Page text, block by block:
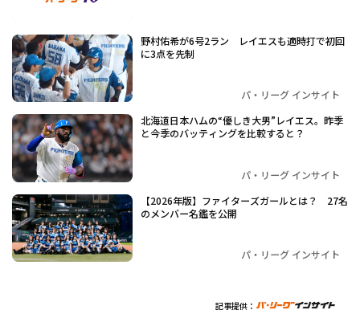
野村佑希が6号2ラン レイエスも適時打で初回
に3点を先制
パ・リーグ インサイト
北海道日本ハムの“優しき大男”レイエス。昨季
と今季のバッティングを比較すると？
パ・リーグ インサイト
【2026年版】ファイターズガールとは？ 27名
のメンバー名鑑を公開
パ・リーグ インサイト
記事提供：